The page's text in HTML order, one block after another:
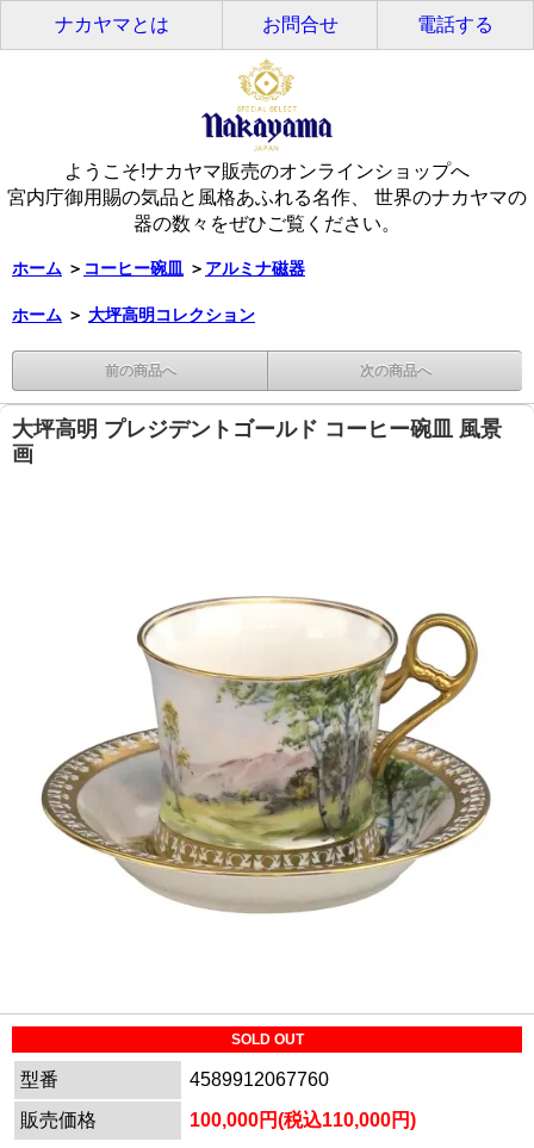
ナカヤマとは お問合せ 電話する
ようこそ!ナカヤマ販売のオンラインショップへ
宮内庁御用賜の気品と風格あふれる名作、 世界のナカヤマの
器の数々をぜひご覧ください。
ホーム ＞ コーヒー碗皿 ＞ アルミナ磁器
ホーム ＞ 大坪高明コレクション
前の商品へ 次の商品へ
大坪高明 プレジデントゴールド コーヒー碗皿 風景
画
SOLD OUT
型番
4589912067760
販売価格
100,000円(税込110,000円)